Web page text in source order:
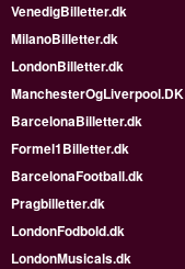
VenedigBilletter.dk
MilanoBilletter.dk
LondonBilletter.dk
ManchesterOgLiverpool.DK
BarcelonaBilletter.dk
Formel1Billetter.dk
BarcelonaFootball.dk
Pragbilletter.dk
LondonFodbold.dk
LondonMusicals.dk